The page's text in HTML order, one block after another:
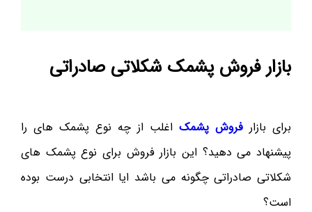
بازار فروش پشمک شکلاتی صادراتی
برای بازار فروش پشمک اغلب از چه نوع پشمک های را
پیشنهاد می دهید؟ این بازار فروش برای نوع پشمک های
شکلاتی صادراتی چگونه می باشد ایا انتخابی درست بوده
است؟